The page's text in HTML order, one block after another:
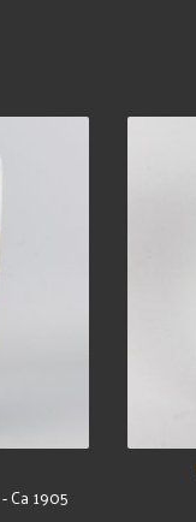
Ca 1905